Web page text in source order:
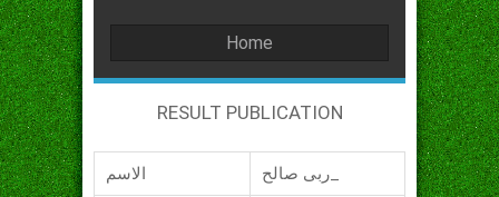
Home
RESULT PUBLICATION
الاسم